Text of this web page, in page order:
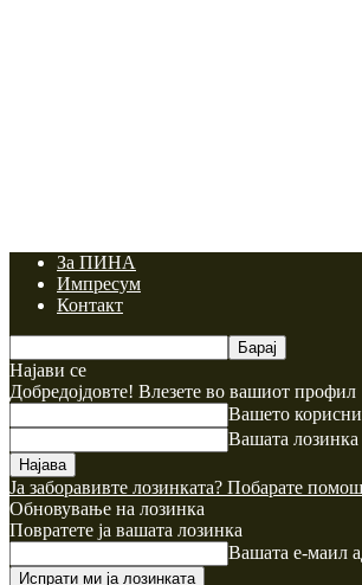
За ПИНА
Импресум
Контакт
Најави се
Добредојдовте! Влезете во вашиот профил
Вашето
Вашата лозинка
Ја заборавивте лозинката? Побарате помош
Обновување на лозинка
Повратете ја вашата лозинка
Вашата е-маил